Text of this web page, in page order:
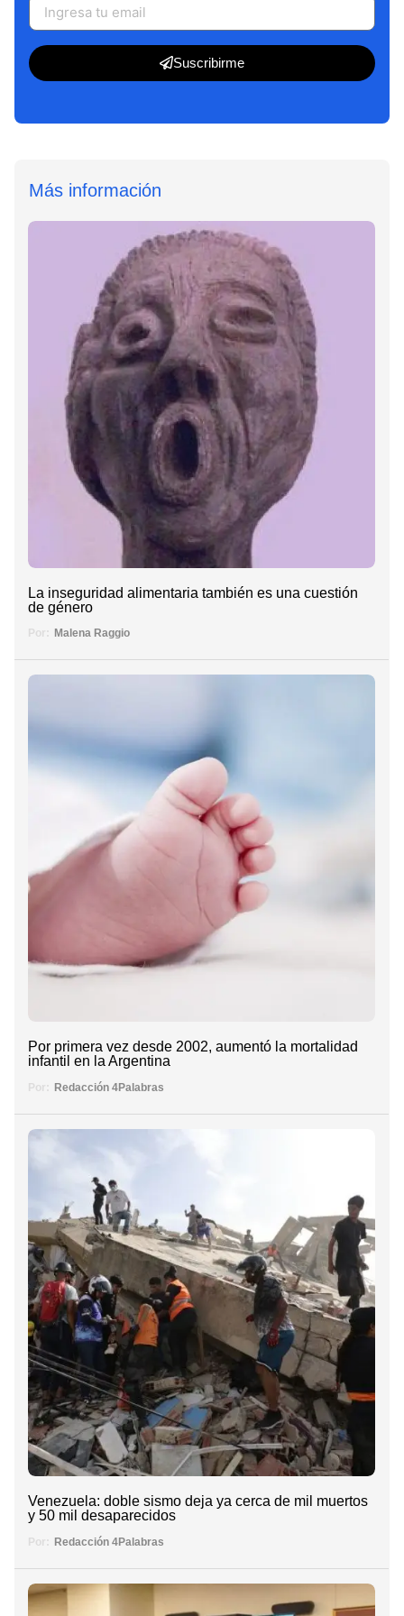
Suscribirme
Más información
La inseguridad alimentaria también es una cuestión
de género
Por: Malena Raggio
Por primera vez desde 2002, aumentó la mortalidad
infantil en la Argentina
Por: Redacción 4Palabras
Venezuela: doble sismo deja ya cerca de mil muertos
y 50 mil desaparecidos
Por: Redacción 4Palabras